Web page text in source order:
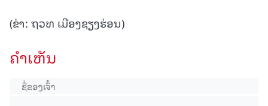
(ຂ່າ: ຖວທ ເມືອງຊຽງຮ່ອນ)
ຄໍາເຫັນ